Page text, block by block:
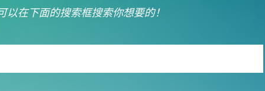
以在下面的搜索框搜索你想要的！